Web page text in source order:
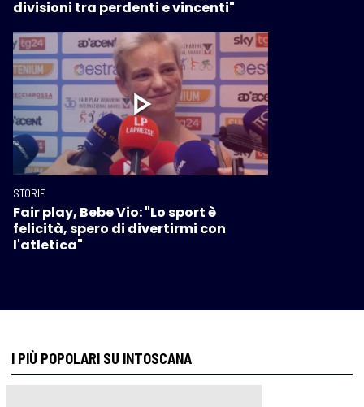
divisioni tra perdenti e vincenti"
STORIE
Fair play, Bebe Vio: "Lo sport è
felicità, spero di divertirmi con
l'atletica"
I PIÙ POPOLARI SU INTOSCANA